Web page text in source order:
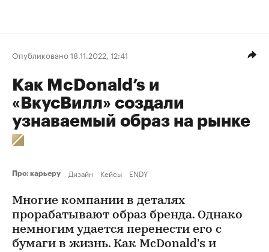
Опубликовано 18.11.2022, 12:41
Как McDonald’s и
«ВкусВилл» создали
узнаваемый образ на рынке
Про: карьеру Дизайн Кейсы ENDY
Многие компании в деталях
прорабатывают образ бренда. Однако
немногим удается перенести его с
бумаги в жизнь. Как McDonald’s и